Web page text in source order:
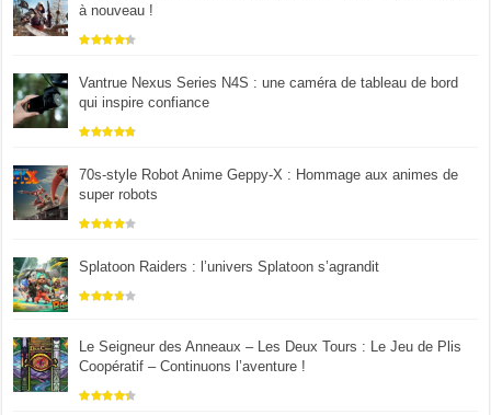
à nouveau !
Vantrue Nexus Series N4S : une caméra de tableau de bord
qui inspire confiance
70s-style Robot Anime Geppy-X : Hommage aux animes de
super robots
Splatoon Raiders : l’univers Splatoon s’agrandit
Le Seigneur des Anneaux – Les Deux Tours : Le Jeu de Plis
Coopératif – Continuons l’aventure !